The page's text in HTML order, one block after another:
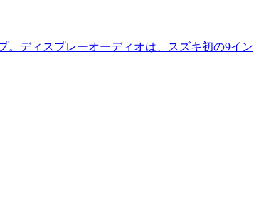
。ディスプレーオーディオは、スズキ初の9イン